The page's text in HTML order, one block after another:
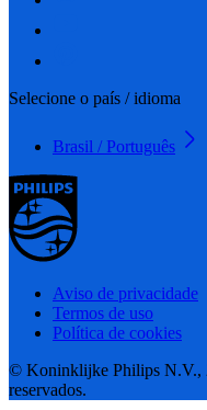
Selecione o país / idioma
Brasil / Português
Aviso de privacidade
Termos de uso
Política de cookies
© Koninklijke Philips N.V.,
reservados.